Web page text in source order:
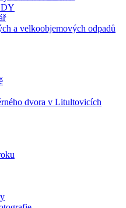
a velkoobjemových odpadů
dvora v Litultovicích